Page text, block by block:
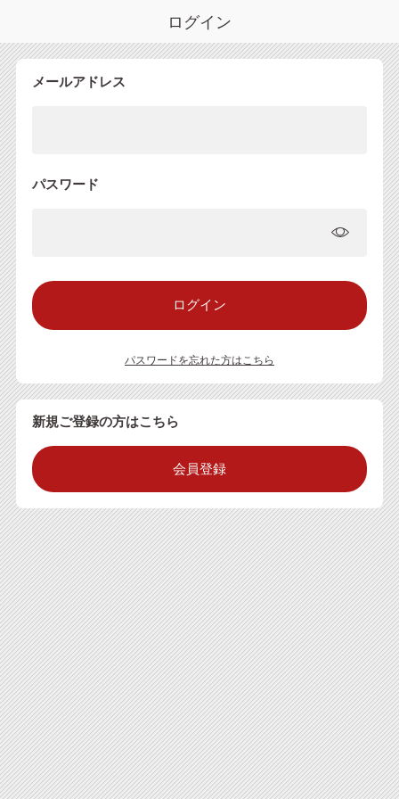
ログイン
メールアドレス
パスワード
パスワードを忘れた方はこちら
新規ご登録の方はこちら
会員登録